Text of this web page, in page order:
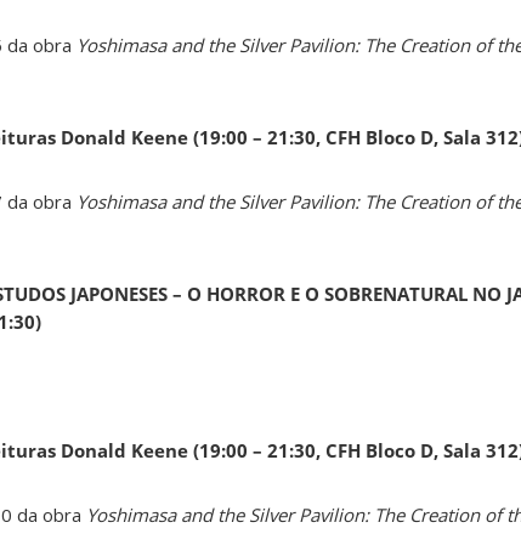
da obra Yoshimasa and the Silver Pavilion: The Creation of
Donald Keene (19:00 – 21:30, CFH Bloco D, Sala
da obra Yoshimasa and the Silver Pavilion: The Creation of
JAPONESES – O HORROR E O SOBRENATURAL NO
Donald Keene (19:00 – 21:30, CFH Bloco D, Sala
da obra Yoshimasa and the Silver Pavilion: The Creation of